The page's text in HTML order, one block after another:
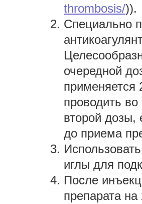
thrombosis/)).
Специально
очередной
применяется
проводить
второй дозы,
до приема
иглы для
После
препарата